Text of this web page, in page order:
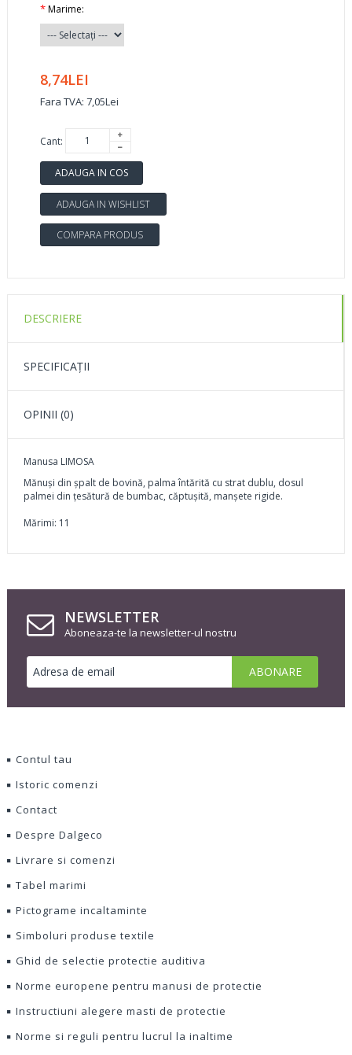
*Marime:
8,74LEI
Fara TVA: 7,05Lei
Cant:
ADAUGA IN COS
ADAUGA IN WISHLIST
COMPARA PRODUS
DESCRIERE
SPECIFICAŢII
OPINII (0)
Manusa LIMOSA
Mănuşi din şpalt de bovină, palma întărită cu strat dublu, dosul
palmei din ţesătură de bumbac, căptuşită, manşete rigide.
Mărimi: 11
NEWSLETTER
Aboneaza-te la newsletter-ul nostru
Contul tau
Istoric comenzi
Contact
Despre Dalgeco
Livrare si comenzi
Tabel marimi
Pictograme incaltaminte
Simboluri produse textile
Ghid de selectie protectie auditiva
Norme europene pentru manusi de protectie
Instructiuni alegere masti de protectie
Norme si reguli pentru lucrul la inaltime